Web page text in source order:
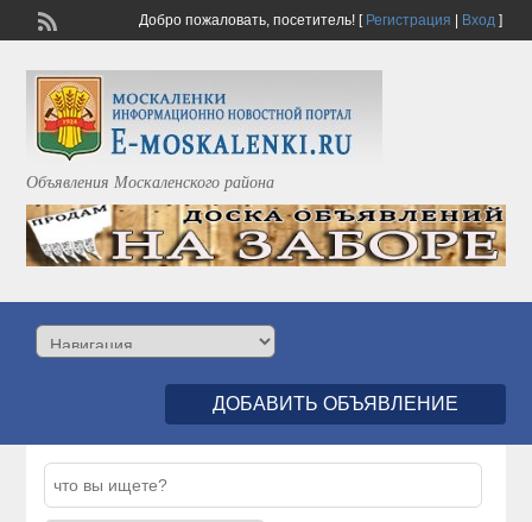
Добро пожаловать, посетитель![ Регистрация Вход]
Объявления Москаленского района
ДОБАВИТЬ ОБЪЯВЛЕНИЕ